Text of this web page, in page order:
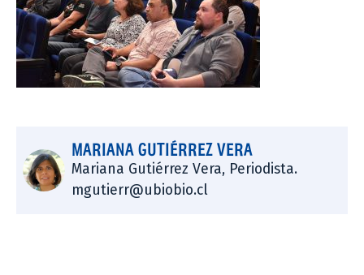
MARIANA GUTIÉRREZ VERA
Mariana Gutiérrez Vera, Periodista.
mgutierr@ubiobio.cl